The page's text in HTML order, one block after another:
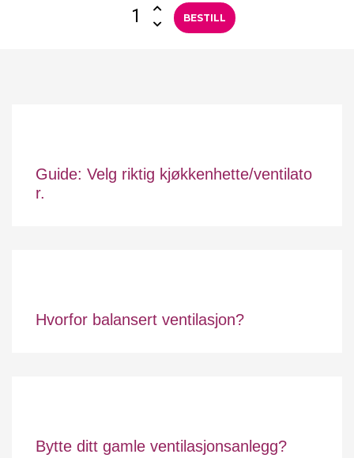
BESTILL
Guide: Velg riktig kjøkkenhette/ventilato
r.
Hvorfor balansert ventilasjon?
Bytte ditt gamle ventilasjonsanlegg?